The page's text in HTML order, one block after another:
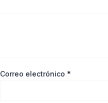
Correo electrónico *